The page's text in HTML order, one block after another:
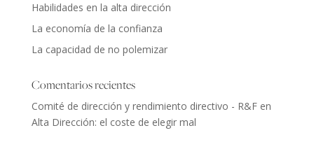
Habilidades en la alta dirección
La economía de la confianza
La capacidad de no polemizar
Comentarios recientes
Comité de dirección y rendimiento directivo - R&Fen
Alta Dirección: el coste de elegir mal